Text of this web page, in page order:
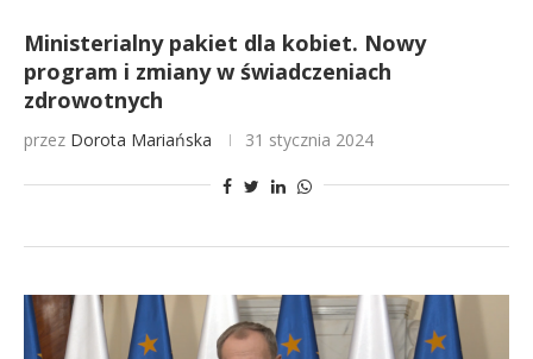
Ministerialny pakiet dla kobiet. Nowy
program i zmiany w świadczeniach
zdrowotnych
przez Dorota Mariańska 31 stycznia 2024